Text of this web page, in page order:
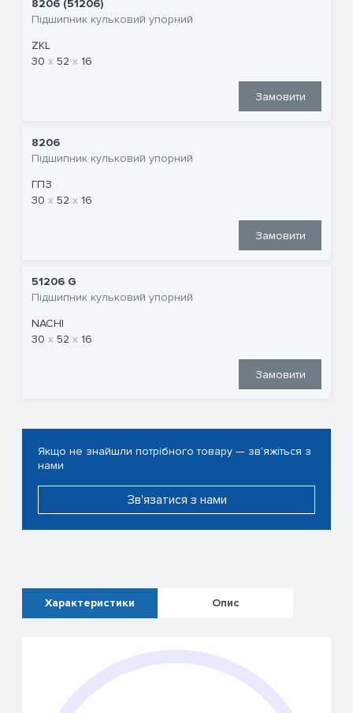
8206 (51206)
Підшипник кульковий упорний
ZKL
30
52 16
Замовити
8206
Підшипник кульковий упорний
ГПЗ
30
52 16
Замовити
51206 G
Підшипник кульковий упорний
NACHI
30
52 16
Замовити
Якщо не знайшли потрібного товару — зв'яжіться з
нами
Зв'язатися з нами
Характеристики Опис